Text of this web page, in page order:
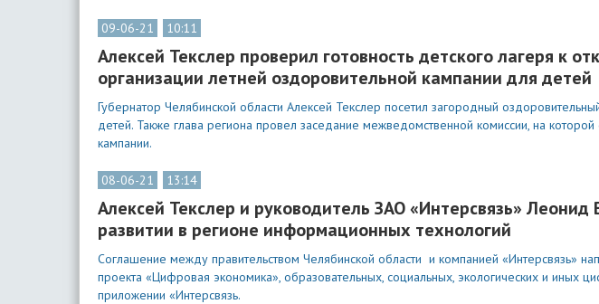
09-06-21 10:11
Алексей Текслер проверил готовность детского лагеря к
организации летней оздоровительной кампании для детей
Губернатор Челябинской области Алексей Текслер посетил загородный
детей. Также глава региона провел заседание межведомственной комиссии, на
кампании.
08-06-21 13:14
Алексей Текслер и руководитель ЗАО «Интерсвязь»
развитии в регионе информационных технологий
Соглашение между правительством Челябинской области и компанией «Интерсвязь»
проекта «Цифровая экономика», образовательных, социальных, экологических и иных
приложении «Интерсвязь.